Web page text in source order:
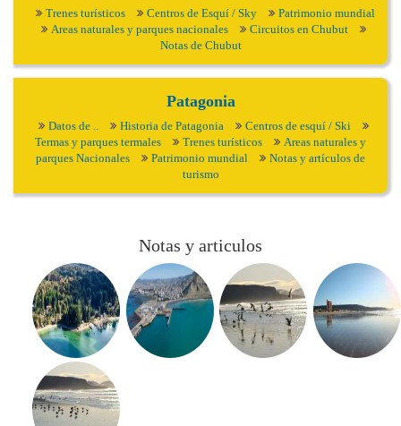
Trenes turísticos Centros de Esquí / Sky
Patrimonio mundial
Areas naturales y parques nacionales
Circuitos en Chubut
Notas de Chubut
Patagonia
Datos de .. Historia de Patagonia
Centros de esquí / Ski
Termas y parques termales
Trenes turísticos
Areas naturales y
parques Nacionales
Patrimonio mundial
Notas y artículos de
turismo
Notas y articulos